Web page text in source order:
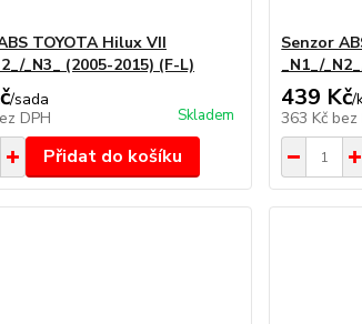
TOYOTA Hilux VII
_N3_ (2005-2015) (F-L)
/sada
DPH
Skladem
Přidat do košíku
Senzor
_N1_/
439 Kč/
363 Kč bez